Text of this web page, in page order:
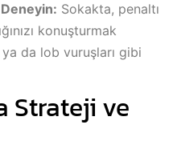
Sokakta, penaltı
konuşturmak
da lob vuruşları gibi
Strateji ve